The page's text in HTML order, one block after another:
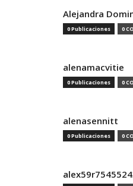
Alejandra
0 Publicaciones 0
alenamacvitie
0 Publicaciones 0
alenasennitt
0 Publicaciones 0